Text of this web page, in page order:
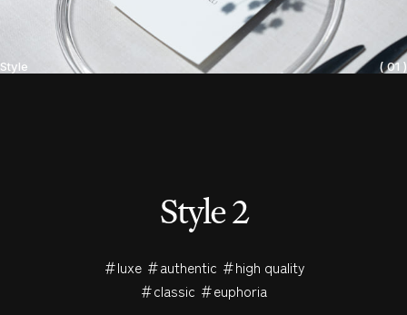
Style ( 01 )
Style2
＃luxe ＃authentic ＃high quality
＃classic ＃euphoria